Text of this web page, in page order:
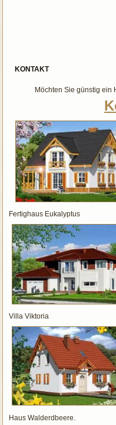
KONTAKT
Möchten Sie günstig ein
Fertighaus Eukalyptus
Villa Viktoria
Haus Walderdbeere.